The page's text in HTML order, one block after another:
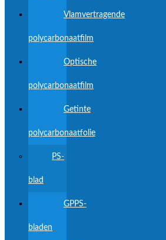
Vlamvertragende
polycarbonaatfilm
Optische
polycarbonaatfilm
Getinte
polycarbonaatfolie
PS-
blad
GPPS-
bladen